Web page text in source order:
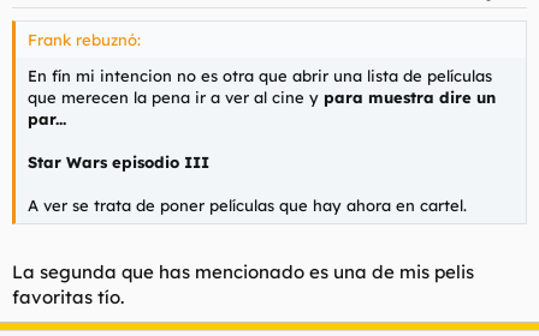
Frank rebuznó:
En fín mi intencion no es otra que abrir una lista de películas
que merecen la pena ir a ver al cine y para muestra dire un
par...
Star Wars episodio III
A ver se trata de poner películas que hay ahora en cartel.
La segunda que has mencionado es una de mis pelis
favoritas tío.